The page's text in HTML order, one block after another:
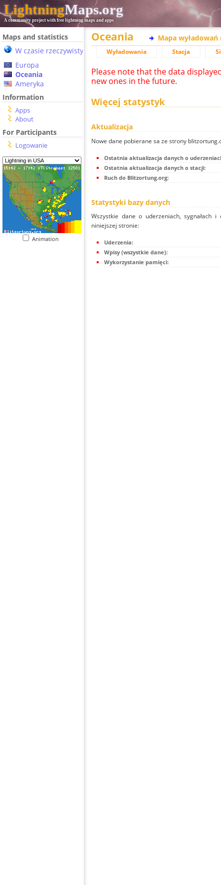
LightningMaps.org
A community project with free lightning maps and apps
Maps and statistics
W czasie rzeczywistym
Europa
Oceania
Ameryka
Information
Apps
About
For Participants
Logowanie
Animation
Oceania Mapa wyładowań
Wyładowania Stacja
Please note that the data
new ones in the future.
Więcej statystyk
Aktualizacja
Nowe dane pobierane sa ze strony
Ostatnia aktualizacja danych o
Ostatnia aktualizacja danych o stacji:
Ruch do Blitzortung.org:
Statystyki bazy danych
Wszystkie dane o uderzeniach, sygnałach
niniejszej stronie:
Uderzenia:
Wpisy (wszystkie dane):
Wykorzystanie pamięci: